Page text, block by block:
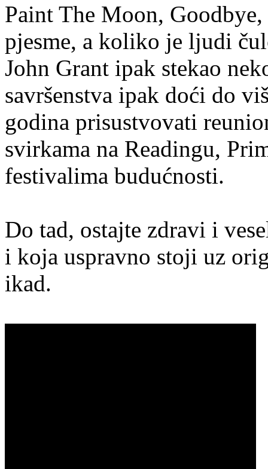
Paint The Moon,
pjesme, a koliko je ljudi
John Grant ipak stekao
savršenstva ipak doći do
godina prisustvovati
svirkama na Readingu,
festivalima budućnosti.
Do tad, ostajte zdravi i
i koja uspravno stoji uz
ikad.